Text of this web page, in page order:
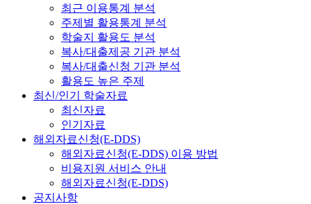
최근 이용통계 분석
주제별 활용통계 분석
학술지 활용도 분석
복사/대출제공 기관 분석
복사/대출신청 기관 분석
활용도 높은 주제
최신/인기 학술자료
최신자료
인기자료
해외자료신청(E-DDS)
해외자료신청(E-DDS) 이용 방법
비용지원 서비스 안내
해외자료신청(E-DDS)
공지사항